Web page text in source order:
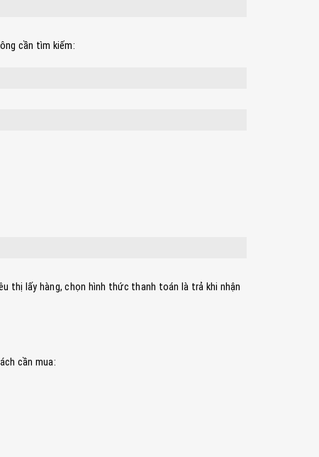
cần tìm kiếm:
thị lấy hàng, chọn hình thức thanh toán là trả khi nhận
cần mua: